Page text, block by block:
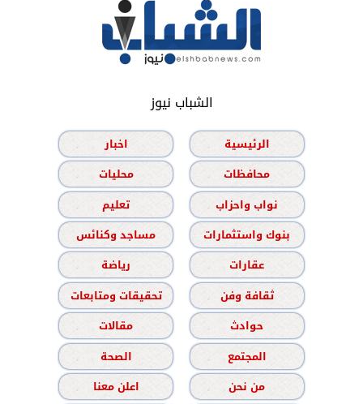
الشباب نيوز
الرئيسية
اخبار
محافظات
محليات
نواب واحزاب
تعليم
بنوك واستثمارات
مساجد وكنائس
عقارات
رياضة
ثقافة وفن
تحقيقات ومتابعات
حوادث
مقالات
المجتمع
الصحة
من نحن
اعلن معنا